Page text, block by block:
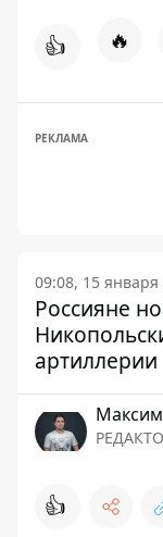
👍 🔥
РЕКЛАМА
09:08, 15 января
Россияне
артиллерии
👍